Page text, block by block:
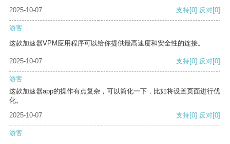
2025-10-07
支持[0] 反对[0]
游客
这款加速器VPM应用程序可以给你提供最高速度和安全性的连接。
2025-10-07 支持[0] 反对[0]
游客
这款加速器app的操作有点复杂，可以简化一下，比如将设置页面进行优
化。
2025-10-07
支持[0] 反对[0]
游客